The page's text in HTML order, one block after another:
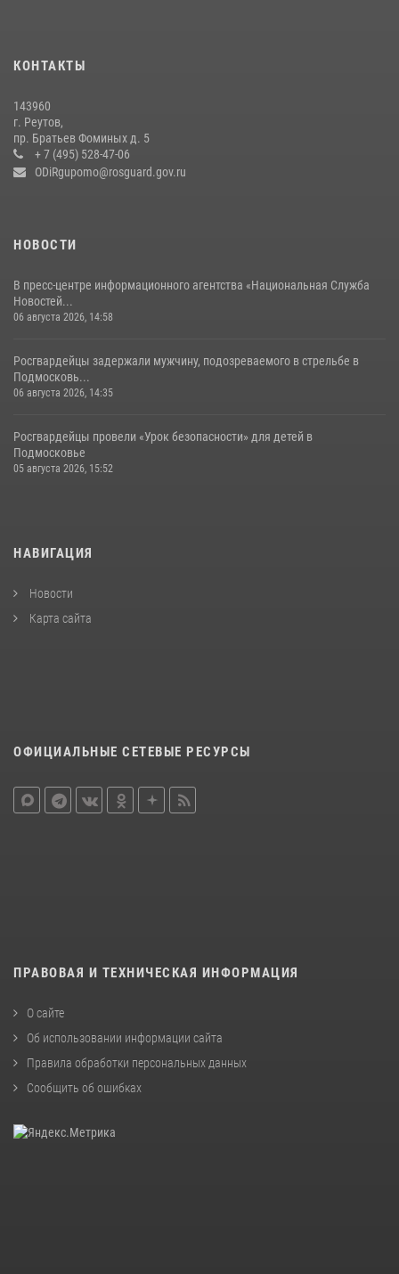
18 июля 2026, 07:03
сотрудников спецподразделений в преодолении полосы
препятствий со стрельбой
14 июля 2026, 15:13
КОНТАКТЫ
143960
г. Реутов,
пр. Братьев Фоминых д. 5
+ 7 (495) 528-47-06
ODiRgupomo@rosguard.gov.ru
НОВОСТИ
В пресс-центре информационного агентства «Национальная Служба
Новостей...
06 августа 2026, 14:58
Росгвардейцы задержали мужчину, подозреваемого в стрельбе в
Подмосковь...
06 августа 2026, 14:35
Росгвардейцы провели «Урок безопасности» для детей в
Подмосковье
05 августа 2026, 15:52
НАВИГАЦИЯ
Новости
Карта сайта
ОФИЦИАЛЬНЫЕ СЕТЕВЫЕ РЕСУРСЫ
ПРАВОВАЯ И ТЕХНИЧЕСКАЯ ИНФОРМАЦИЯ
О сайте
Об использовании информации сайта
Правила обработки персональных данных
Сообщить об ошибках